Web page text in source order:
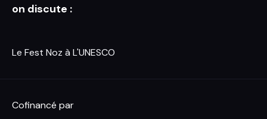
on discute :
Le Fest Noz à L'UNESCO
Cofinancé par